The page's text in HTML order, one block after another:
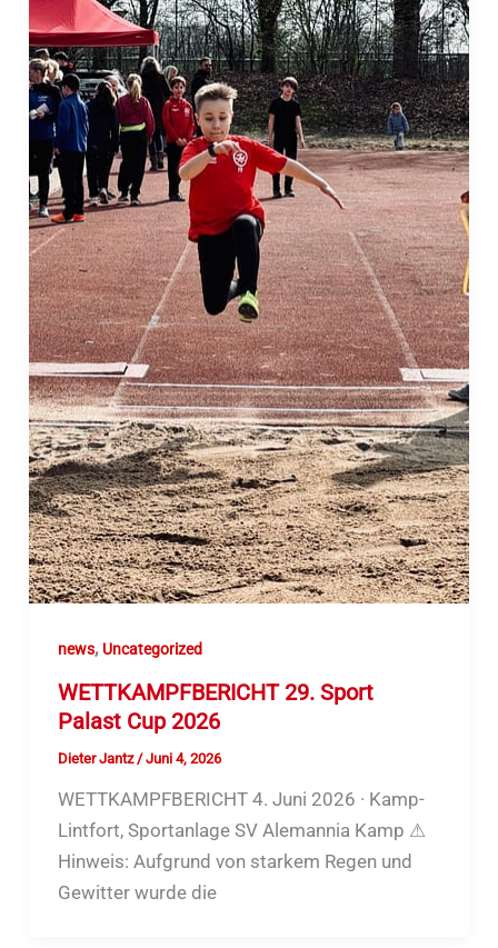
news, Uncategorized
WETTKAMPFBERICHT 29. Sport
Palast Cup 2026
Dieter Jantz/Juni 4, 2026
WETTKAMPFBERICHT 4. Juni 2026 · Kamp-
Lintfort, Sportanlage SV Alemannia Kamp ⚠
Hinweis: Aufgrund von starkem Regen und
Gewitter wurde die